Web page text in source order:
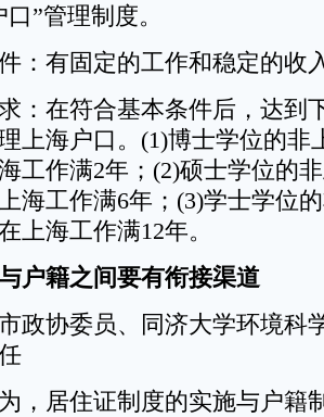
”管理制度。
有固定的工作和稳定的收
在符合基本条件后，达到
上海户口。(1)博士学位的非
工作满2年；(2)硕士学位的
海工作满6年；(3)学士学位
上海工作满12年。
籍之间要有衔接渠道
协委员、同济大学环境科
居住证制度的实施与户籍